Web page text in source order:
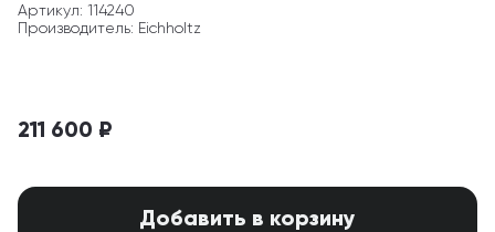
Артикул: 114240
Производитель: Eichholtz
211 600 ₽
Добавить в корзину